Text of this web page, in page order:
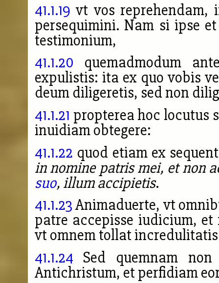
41.1.19 vt vos reprehendam,
persequimini. Nam si ipse
testimonium,
41.1.20 quemadmodum
expulistis: ita ex quo vobis
deum diligeretis, sed non
41.1.21 propterea hoc locutus
inuidiam obtegere:
41.1.22 quod etiam ex
in nomine patris mei, et non
suo, illum accipietis.
41.1.23Animaduerte, vt
patre accepisse iudicium,
vt omnem tollat
41.1.24 Sed quemnam
Antichristum, et perfidiam